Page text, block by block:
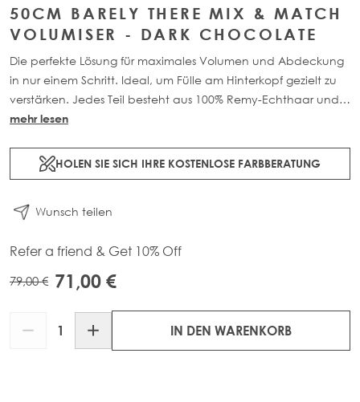
50CM BARELY THERE MIX & MATCH
VOLUMISER - DARK CHOCOLATE
Die perfekte Lösung für maximales Volumen und Abdeckung
in nur einem Schritt. Ideal, um Fülle am Hinterkopf gezielt zu
verstärken. Jedes Teil besteht aus 100% Remy-Echthaar und
enthält 1 x 4-Clip Tressen für maximale Abdeckung. Erhältlich
natürlichen, leichten Volumen-Boost.
mehr lesen
HOLEN SIE SICH IHRE KOSTENLOSE FARBBERATUNG
Wunsch teilen
Refer a friend & Get 10% Off
79,00 € 71,00 €
IN DEN WARENKORB